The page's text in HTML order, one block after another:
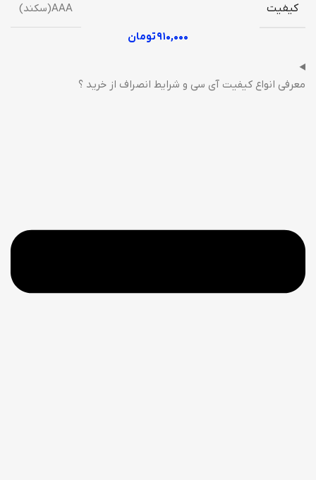
کیفیت
AAA(سکند)
۹۱۰,۰۰۰تومان
معرفی انواع کیفیت آی سی و شرایط انصراف از خرید ؟